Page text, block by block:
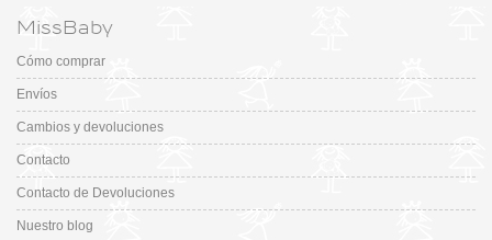
MissBaby
Cómo comprar
Envíos
Cambios y devoluciones
Contacto
Contacto de Devoluciones
Nuestro blog